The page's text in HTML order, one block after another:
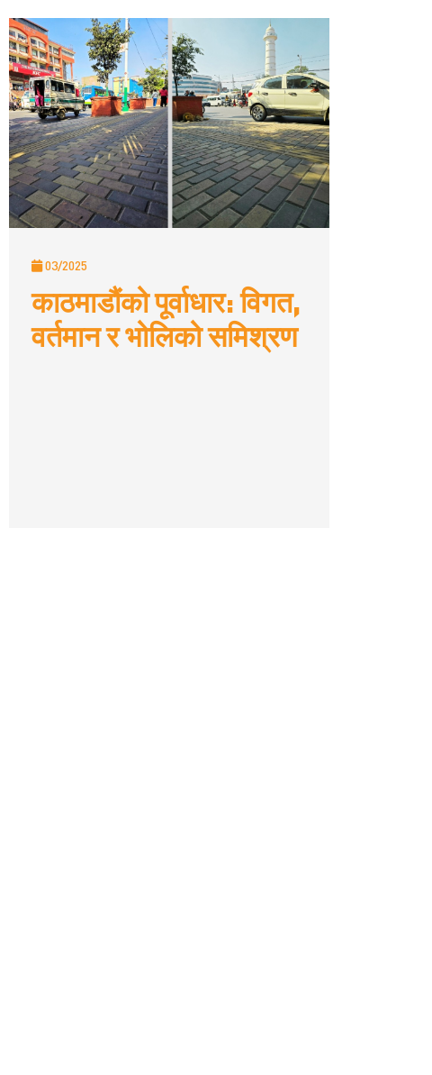
03/2025
काठमाडौंको पूर्वाधार: विगत,
वर्तमान र भोलिको समिश्रण